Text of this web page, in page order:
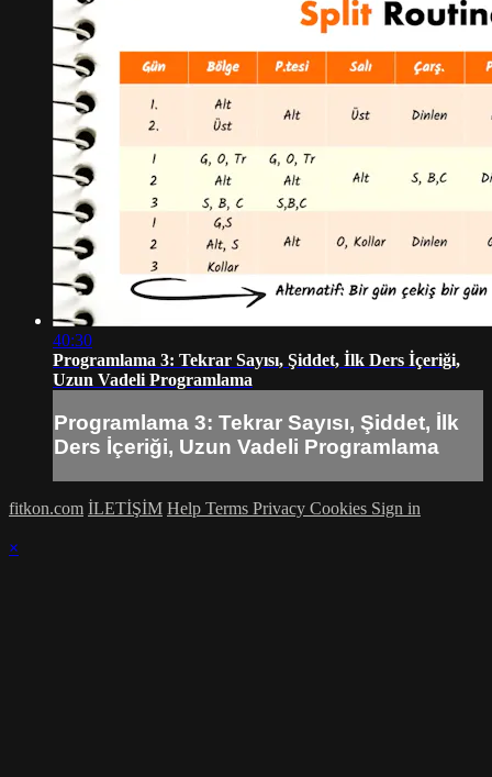
40:30
Programlama 3: Tekrar Sayısı, Şiddet, İlk Ders İçeriği,
Uzun Vadeli Programlama
Programlama 3: Tekrar Sayısı, Şiddet, İlk
Ders İçeriği, Uzun Vadeli Programlama
fitkon.com İLETİŞİM Help Terms Privacy Cookies Sign in
×